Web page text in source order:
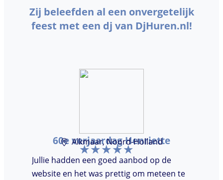
Zij beleefden al een onvergetelijk
feest met een dj van DjHuren.nl!
60e verjaardag Henriette
Alkmaar, Noord-Holland
Jullie hadden een goed aanbod op de
website en het was prettig om meteen te